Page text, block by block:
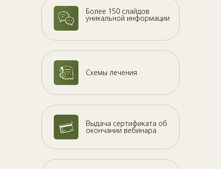
Выдача сертификата об
окончании вебинара
Более 150 слайдов
уникальной информации
Схемы лечения